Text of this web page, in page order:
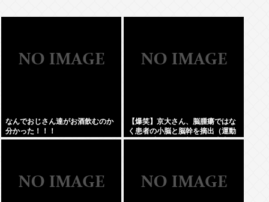
なんでおじさん達がお酒飲むのか
分かった！！！
【爆笑】京大さん、脳腫瘍ではな
く患者の小脳と脳幹を摘出（運動
と自発呼吸を司る部位）。患者は